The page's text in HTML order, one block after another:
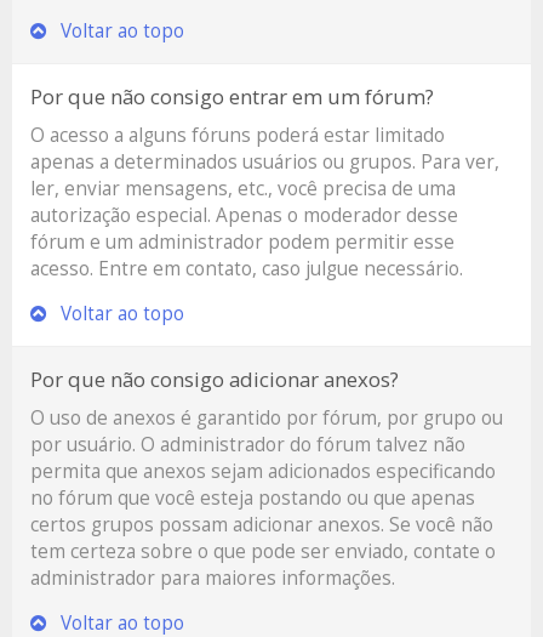
Voltar ao topo
Por que não consigo entrar em um fórum?
O acesso a alguns fóruns poderá estar limitado
apenas a determinados usuários ou grupos. Para ver,
ler, enviar mensagens, etc., você precisa de uma
autorização especial. Apenas o moderador desse
fórum e um administrador podem permitir esse
acesso. Entre em contato, caso julgue necessário.
Voltar ao topo
Por que não consigo adicionar anexos?
O uso de anexos é garantido por fórum, por grupo ou
por usuário. O administrador do fórum talvez não
permita que anexos sejam adicionados especificando
no fórum que você esteja postando ou que apenas
certos grupos possam adicionar anexos. Se você não
tem certeza sobre o que pode ser enviado, contate o
administrador para maiores informações.
Voltar ao topo